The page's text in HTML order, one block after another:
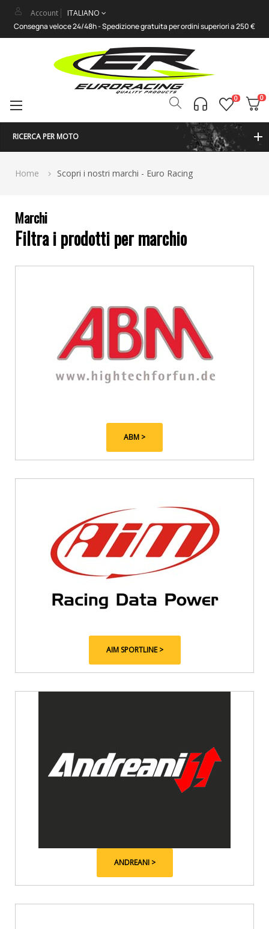
Account
ITALIANO
Consegna veloce 24/48h - Spedizione gratuita per ordini superiori a 250 €
0 0
Attiva/disattiva
navigazione
☰
RICERCA PER MOTO
Home Scopri i nostri marchi - Euro Racing
Marchi
Filtra i prodotti per marchio
ABM >
AIM SPORTLINE >
ANDREANI >